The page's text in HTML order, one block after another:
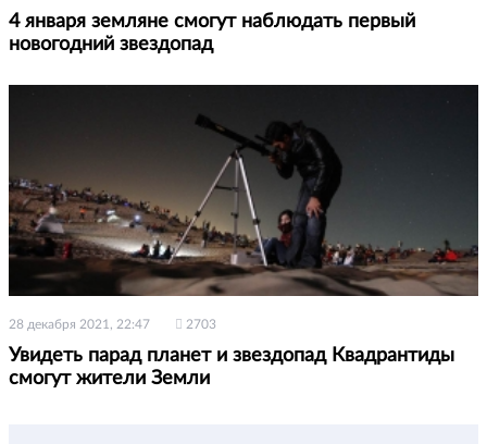
4 января земляне смогут наблюдать первый
новогодний звездопад
28 декабря 2021, 22:47 2703
Увидеть парад планет и звездопад Квадрантиды
смогут жители Земли